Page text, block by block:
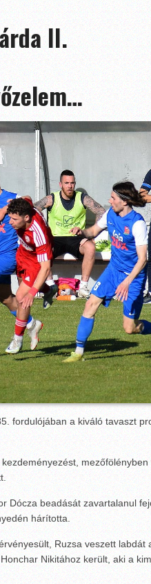
II.
fordulójában a kiváló tavaszt
mezőfölényben
Dócza beadását zavartalanul
hárította.
Ruzsa veszett labdát
Nikitához került, aki a